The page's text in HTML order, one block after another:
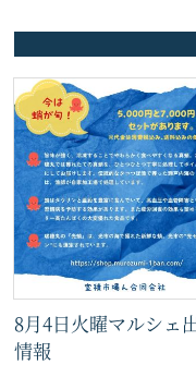
8月4日火曜マルシェ
情報